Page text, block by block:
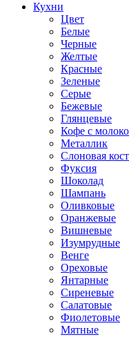
Кухни
Цвет
Белые
Черные
Желтые
Красные
Зеленые
Серые
Бежевые
Глянцевые
Кофе с
Металлик
Слоновая
Фуксия
Шоколад
Шампань
Оливковые
Оранжевые
Вишневые
Изумрудные
Венге
Ореховые
Янтарные
Сиреневые
Салатовые
Фиолетовые
Мятные